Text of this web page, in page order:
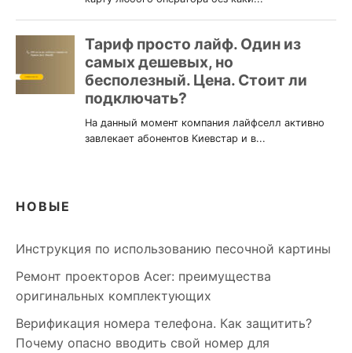
НОВЫЕ
Инструкция по использованию песочной картины
Ремонт проекторов Acer: преимущества
оригинальных комплектующих
Верификация номера телефона. Как защитить?
Почему опасно вводить свой номер для